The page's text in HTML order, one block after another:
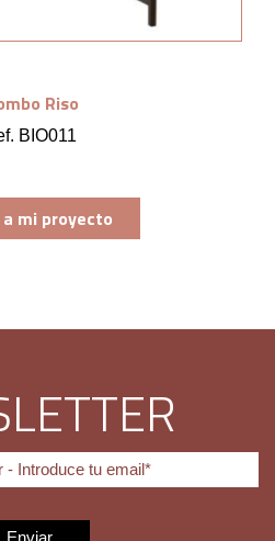
Riso
BIO011
mi proyecto